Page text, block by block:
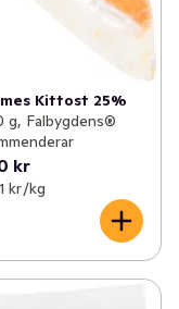
Kittost 25%
g, Falbygdens®
kr
kr /kg